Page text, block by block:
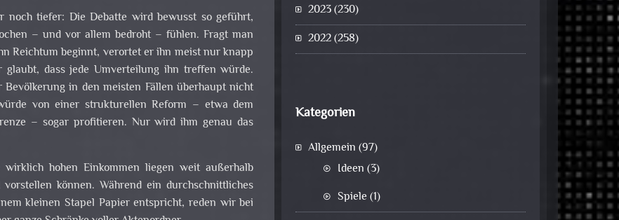
noch tiefer: Die Debatte wird bewusst so geführt,
– und vor allem bedroht – fühlen. Fragt man
Reichtum beginnt, verortet er ihn meist nur knapp
glaubt, dass jede Umverteilung ihn treffen würde.
in den meisten Fällen überhaupt nicht
von einer strukturellen Reform – etwa dem
– sogar profitieren. Nur wird ihm genau das
hohen Einkommen liegen weit außerhalb
können. Während ein durchschnittliches
kleinen Stapel Papier entspricht, reden wir bei
2023(230)
2022(258)
Kategorien
Allgemein (97)
Ideen (3)
Spiele (1)